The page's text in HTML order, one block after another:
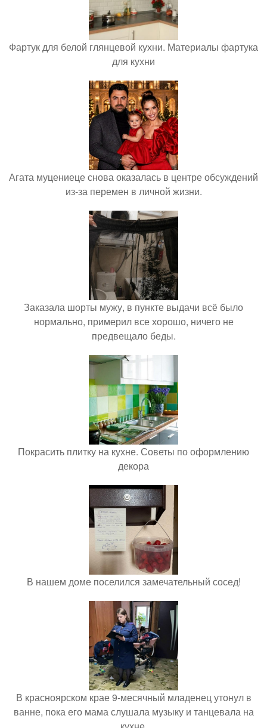
Фартук для белой глянцевой кухни. Материалы фартука
для кухни
Агата муцениеце снова оказалась в центре обсуждений
из-за перемен в личной жизни.
Заказала шорты мужу, в пункте выдачи всё было
нормально, примерил все хорошо, ничего не
предвещало беды.
Покрасить плитку на кухне. Советы по оформлению
декора
В нашем доме поселился замечательный сосед!
В красноярском крае 9-месячный младенец утонул в
ванне, пока его мама слушала музыку и танцевала на